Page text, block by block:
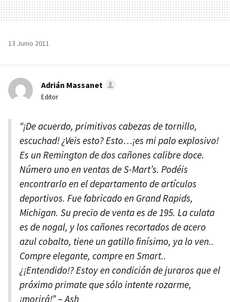
13 Junio 2011
Adrián Massanet
Editor
“¡De acuerdo, primitivos cabezas de tornillo,
escuchad! ¿Veis esto? Esto…¡es mi palo explosivo!
Es un Remington de dos cañones calibre doce.
Número uno en ventas de S-Mart’s. Podéis
encontrarlo en el departamento de artículos
deportivos. Fue fabricado en Grand Rapids,
Michigan. Su precio de venta es de 195. La culata
es de nogal, y los cañones recortados de acero
azul cobalto, tiene un gatillo finísimo, ya lo ven..
Compre elegante, compre en Smart..
¿¡Entendido!? Estoy en condición de juraros que el
próximo primate que sólo intente rozarme,
¡morirá!” – Ash